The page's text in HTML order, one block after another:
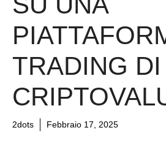
TRADING DI
2dots Febbraio 17, 2025